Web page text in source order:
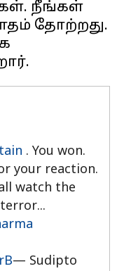
நீங்கள்
தோற்றது.
. You won.
your reaction.
watch the
— Sudipto